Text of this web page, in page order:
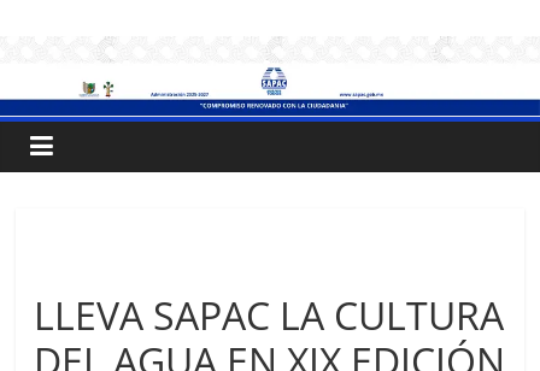
S
A
A
LLEVA SAPAC LA CULTURA
DEL AGUA EN XIX EDICIÓN